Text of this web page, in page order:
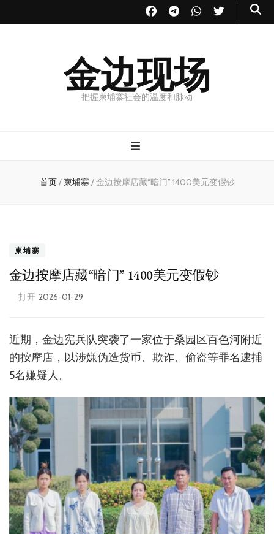
金边现场
把握柬埔寨社会的温度和脉动
首页/ 柬埔寨 /金边按摩店藏“暗门” 1400美元变假钞
柬埔寨
金边按摩店藏“暗门” 1400美元变假钞
打开 2026-01-29
近期，金边宪兵队突袭了一家位于桑园区百色河附近
的按摩店，以涉嫌伪造货币、欺诈、偷盗等罪名逮捕
5名嫌疑人。